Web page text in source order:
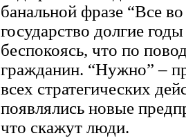
банальной фразе “Все
государство долгие
беспокоясь, что по
гражданин. “Нужно” –
всех стратегических
появлялись новые
что скажут люди.